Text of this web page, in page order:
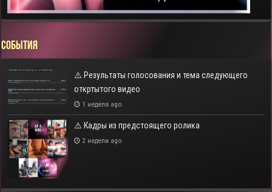
СОБЫТИЯ
⚠️ Результаты голосования и тема следующего
откртытого видео
1 неделя ago
⚠️ Кадры из предстоящего ролика
2 недели ago